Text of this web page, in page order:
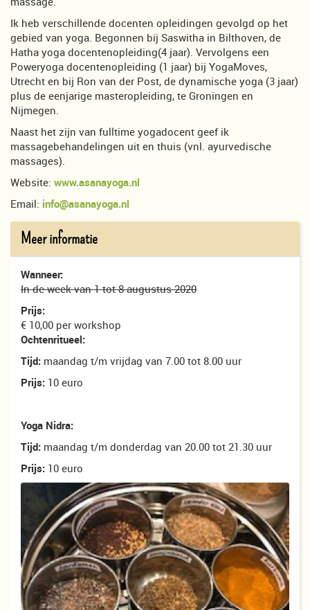
Ik heb verschillende docenten opleidingen gevolgd op het
gebied van yoga. Begonnen bij Saswitha in Bilthoven, de
Hatha yoga docentenopleiding(4 jaar). Vervolgens een
Poweryoga docentenopleiding (1 jaar) bij YogaMoves,
Utrecht en bij Ron van der Post, de dynamische yoga (3 jaar)
plus de eenjarige masteropleiding, te Groningen en
Nijmegen.
Naast het zijn van fulltime yogadocent geef ik
massagebehandelingen uit en thuis (vnl. ayurvedische
massages).
Website: www.asanayoga.nl
Email: info@asanayoga.nl
Meer informatie
Wanneer:
In de week van 1 tot 8 augustus 2020
Prijs:
€ 10,00 per workshop
Ochtenritueel:
Tijd: maandag t/m vrijdag van 7.00 tot 8.00 uur
Prijs: 10 euro
Yoga Nidra:
Tijd: maandag t/m donderdag van 20.00 tot 21.30 uur
Prijs: 10 euro